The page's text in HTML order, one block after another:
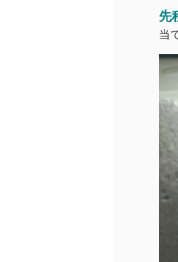
先
当